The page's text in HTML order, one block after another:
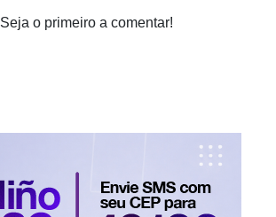
Seja o primeiro a comentar!